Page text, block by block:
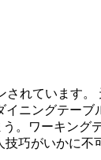
れています
ニングテー
。ワーキン
巧がいかに不